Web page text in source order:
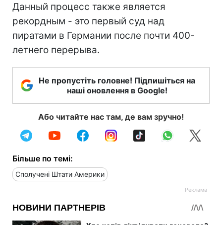
Данный процесс также является
рекордным - это первый суд над
пиратами в Германии после почти 400-
летнего перерыва.
Не пропустіть головне! Підпишіться на
наші оновлення в Google!
Або читайте нас там, де вам зручно!
Більше по темі:
Сполучені Штати Америки